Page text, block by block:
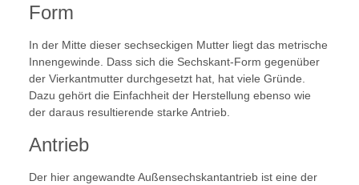
Form
In der Mitte dieser sechseckigen Mutter liegt das metrische
Innengewinde. Dass sich die Sechskant-Form gegenüber
der Vierkantmutter durchgesetzt hat, hat viele Gründe.
Dazu gehört die Einfachheit der Herstellung ebenso wie
der daraus resultierende starke Antrieb.
Antrieb
Der hier angewandte Außensechskantantrieb ist eine der